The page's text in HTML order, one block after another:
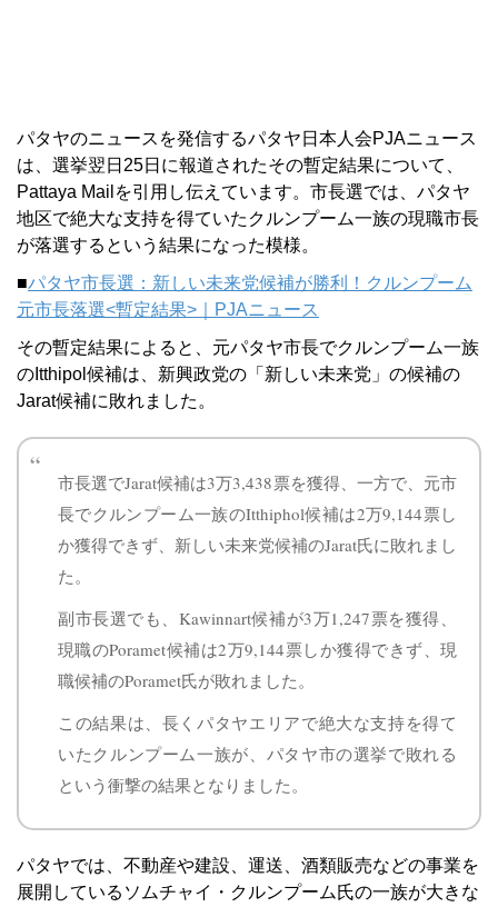
パタヤのニュースを発信するパタヤ日本人会PJAニュース
は、選挙翌日25日に報道されたその暫定結果について、
Pattaya Mailを引用し伝えています。市長選では、パタヤ
地区で絶大な支持を得ていたクルンプーム一族の現職市長
が落選するという結果になった模様。
■パタヤ市長選：新しい未来党候補が勝利！クルンプーム
元市長落選<暫定結果>｜PJAニュース
その暫定結果によると、元パタヤ市長でクルンプーム一族
のItthipol候補は、新興政党の「新しい未来党」の候補の
Jarat候補に敗れました。
市長選でJarat候補は3万3,438票を獲得、一方で、元市
長でクルンプーム一族のItthiphol候補は2万9,144票し
か獲得できず、新しい未来党候補のJarat氏に敗れまし
た。
副市長選でも、Kawinnart候補が3万1,247票を獲得、
現職のPoramet候補は2万9,144票しか獲得できず、現
職候補のPoramet氏が敗れました。
この結果は、長くパタヤエリアで絶大な支持を得て
いたクルンプーム一族が、パタヤ市の選挙で敗れる
という衝撃の結果となりました。
パタヤでは、不動産や建設、運送、酒類販売などの事業を
展開しているソムチャイ・クルンプーム氏の一族が大きな